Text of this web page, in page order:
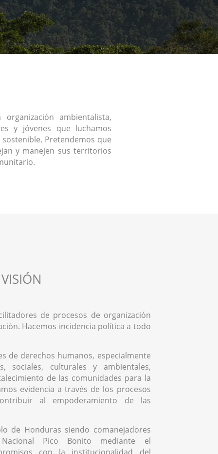
ambientalista,
y jóvenes que luchamos
Pretendemos que
y manejen sus territorios
VISIÓN
de procesos de organización
Hacemos incidencia política a todo
de derechos humanos, especialmente
sociales, culturales y ambientales,
de las comunidades para la
evidencia a través de los procesos
al empoderamiento de las
de Honduras siendo comanejadores
Pico Bonito mediante el